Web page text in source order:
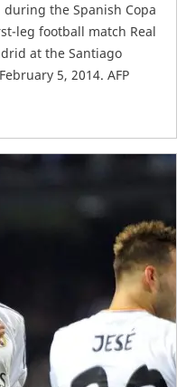
the Spanish Copa
leg football match Real
at the Santiago
5, 2014. AFP